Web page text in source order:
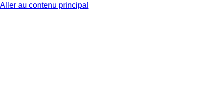
Aller au contenu principal